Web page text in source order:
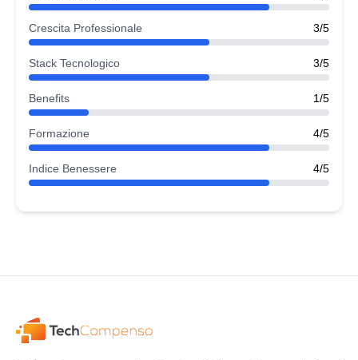
Crescita Professionale 3/5
Stack Tecnologico 3/5
Benefits 1/5
Formazione 4/5
Indice Benessere 4/5